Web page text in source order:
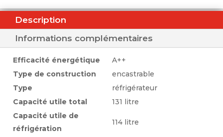
Compartiment de congélation 4* intégré
Aliments rapidement frais avec la fonction
SuperFroid automatique
Avantages
ComfortClean
Propreté éclair : les balconnets de contre-
porte peuvent être facilement lavés au lave-
vaisselle.
Description
Informations complémentaires
Efficacité énergétique
A++
Type de construction
encastrable
Type
réfrigérateur
Capacité utile total
131 litre
Capacité utile de
réfrigération
114 litre